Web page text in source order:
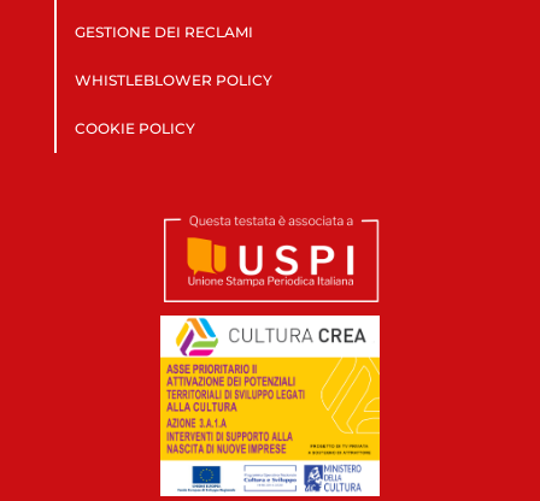
GESTIONE DEI RECLAMI
WHISTLEBLOWER POLICY
COOKIE POLICY